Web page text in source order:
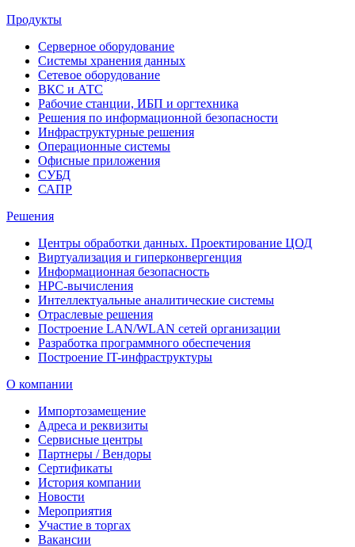
Продукты
Серверное оборудование
Системы хранения данных
Сетевое оборудование
ВКС и АТС
Рабочие станции, ИБП и оргтехника
Решения по информационной безопасности
Инфраструктурные решения
Операционные системы
Офисные приложения
СУБД
САПР
Решения
Центры обработки данных. Проектирование ЦОД
Виртуализация и гиперконвергенция
Информационная безопасность
HPC-вычисления
Интеллектуальные аналитические системы
Отраслевые решения
Построение LAN/WLAN сетей организации
Разработка программного обеспечения
Построение IT-инфраструктуры
О компании
Импортозамещение
Адреса и реквизиты
Сервисные центры
Партнеры / Вендоры
Сертификаты
История компании
Новости
Мероприятия
Участие в торгах
Вакансии